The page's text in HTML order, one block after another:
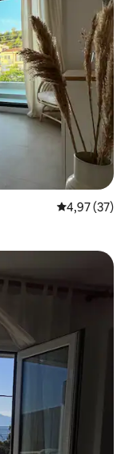
Gemiddelde
4,97 (37)